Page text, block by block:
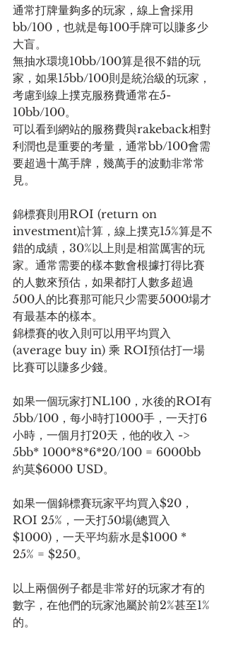
通常打牌量夠多的玩家，線上會採用
bb/100，也就是每100手牌可以賺多少
大盲。
無抽水環境10bb/100算是很不錯的玩
家，如果15bb/100則是統治級的玩家，
考慮到線上撲克服務費通常在5-
10bb/100。
可以看到網站的服務費與rakeback相對
利潤也是重要的考量，通常bb/100會需
要超過十萬手牌，幾萬手的波動非常常
見。
錦標賽則用ROI (return on
investment)計算，線上撲克15%算是不
錯的成績，30%以上則是相當厲害的玩
家。通常需要的樣本數會根據打得比賽
的人數來預估，如果都打人數多超過
500人的比賽那可能只少需要5000場才
有最基本的樣本。
錦標賽的收入則可以用平均買入
(average buy in) 乘 ROI預估打一場
比賽可以賺多少錢。
如果一個玩家打NL100，水後的ROI有
5bb/100，每小時打1000手，一天打6
小時，一個月打20天，他的收入 ->
5bb* 1000*8*6*20/100 = 6000bb
約莫$6000 USD。
如果一個錦標賽玩家平均買入$20，
ROI 25%，一天打50場(總買入
$1000)，一天平均薪水是$1000 *
25% = $250。
以上兩個例子都是非常好的玩家才有的
數字，在他們的玩家池屬於前2%甚至1%
的。